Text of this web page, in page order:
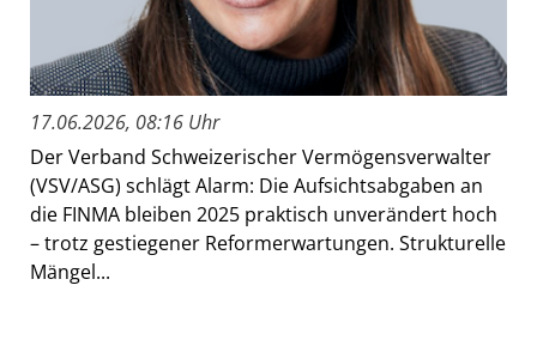
17.06.2026, 08:16 Uhr
Der Verband Schweizerischer Vermögensverwalter
(VSV/ASG) schlägt Alarm: Die Aufsichtsabgaben an
die FINMA bleiben 2025 praktisch unverändert hoch
– trotz gestiegener Reformerwartungen. Strukturelle
Mängel...